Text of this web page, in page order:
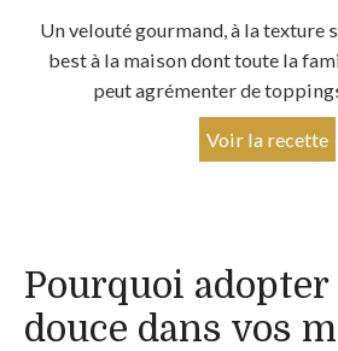
Un velouté gourmand, à la texture
best à la maison dont toute la
peut agrémenter de
Voir la recette
Pourquoi adopter
douce dans vos